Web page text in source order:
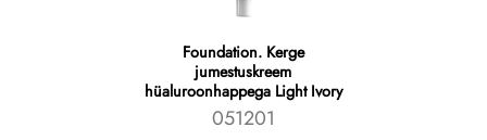
Foundation. Kerge
jumestuskreem
hüaluroonhappega Light Ivory
051201